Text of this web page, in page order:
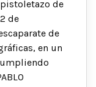
de
de
de
en un